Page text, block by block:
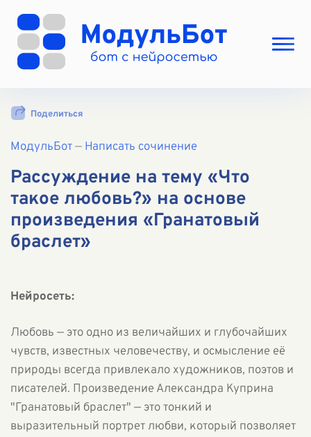
Выбрать режим
Вход
Поделиться
МодульБот— Написать сочинение
Рассуждение на тему «Что
такое любовь?» на основе
произведения «Гранатовый
браслет»
Нейросеть:
Любовь — это одно из величайших и глубочайших
чувств, известных человечеству, и осмысление её
природы всегда привлекало художников, поэтов и
писателей. Произведение Александра Куприна
"Гранатовый браслет" — это тонкий и
выразительный портрет любви, который позволяет